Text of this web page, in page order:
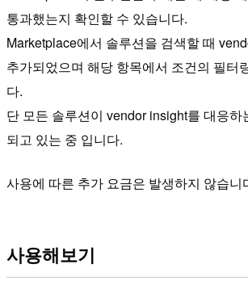
통과했는지 확인할 수 있습니다.
Marketplace에서 솔루션을 검색할 때
추가되었으며 해당 항목에서 조건의 필터
다.
단 모든 솔루션이 vendor insight를 대응하
되고 있는 중 입니다.
사용에 따른 추가 요금은 발생하지 않습니
사용해보기